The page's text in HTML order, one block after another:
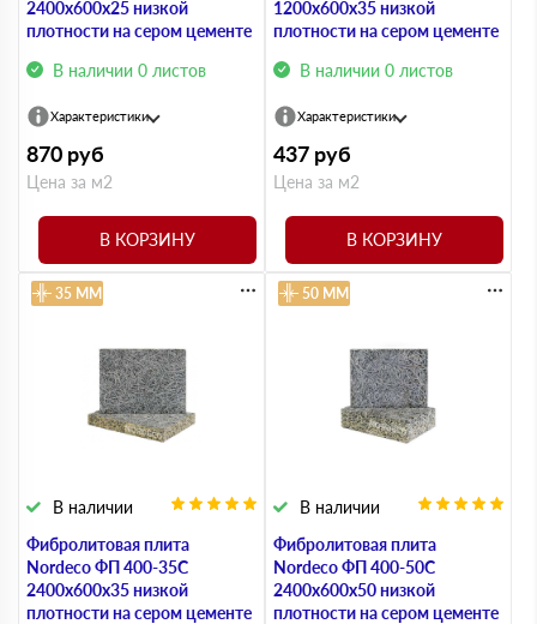
2400х600х25 низкой
плотности на сером цементе
В наличии 0 листов
Характеристики
870 руб
Цена за м2
В КОРЗИНУ
1200х600х35 низкой
плотности на сером цементе
В наличии 0 листов
Характеристики
437 руб
Цена за м2
В КОРЗИНУ
Фибролитовая плита
Nordeco ФП 400-35С
2400х600х35 низкой
плотности на сером цементе
В наличии
35 ММ
Фибролитовая плита
Nordeco ФП 400-50С
2400х600х50 низкой
плотности на сером цементе
В наличии
50 ММ